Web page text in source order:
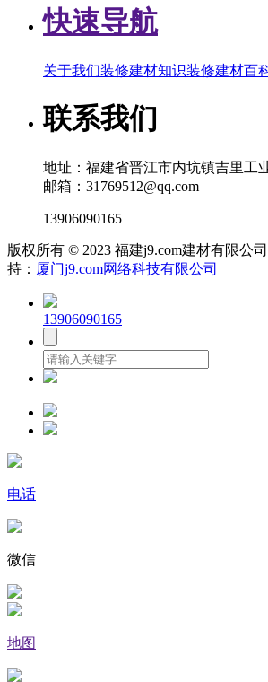
快速导航
关于我们装修建材知识装修建材百
联系我们
地址：福建省晋江市内坑镇吉里工
邮箱：31769512@qq.com
13906090165
版权所有 © 2023 福建j9.com建材有限公
持： 厦门j9.com网络科技有限公司
13906090165
电话
微信
地图